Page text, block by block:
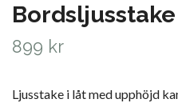
Bordsljusstake
899 kr
Ljusstake i låt med upphöjd